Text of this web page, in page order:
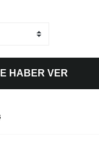
HABER VER